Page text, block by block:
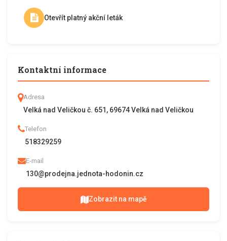
Otevřít platný akční leták
Kontaktní informace
Adresa
Velká nad Veličkou č. 651, 69674 Velká nad Veličkou
Telefon
518329259
E-mail
130@prodejna.jednota-hodonin.cz
Zobrazit na mapě